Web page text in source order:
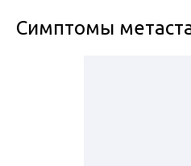
Симптомы